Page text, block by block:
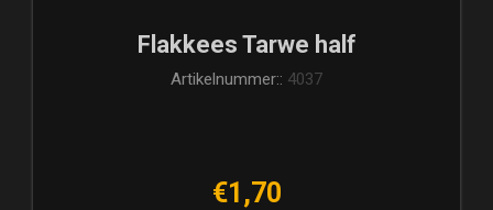
Flakkees Tarwe half
Artikelnummer:: 4037
€1,70